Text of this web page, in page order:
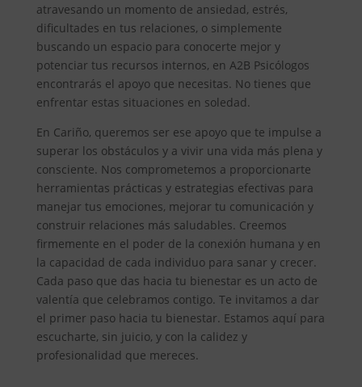
atravesando un momento de ansiedad, estrés,
dificultades en tus relaciones, o simplemente
buscando un espacio para conocerte mejor y
potenciar tus recursos internos, en A2B Psicólogos
encontrarás el apoyo que necesitas. No tienes que
enfrentar estas situaciones en soledad.
En Cariño, queremos ser ese apoyo que te impulse a
superar los obstáculos y a vivir una vida más plena y
consciente. Nos comprometemos a proporcionarte
herramientas prácticas y estrategias efectivas para
manejar tus emociones, mejorar tu comunicación y
construir relaciones más saludables. Creemos
firmemente en el poder de la conexión humana y en
la capacidad de cada individuo para sanar y crecer.
Cada paso que das hacia tu bienestar es un acto de
valentía que celebramos contigo. Te invitamos a dar
el primer paso hacia tu bienestar. Estamos aquí para
escucharte, sin juicio, y con la calidez y
profesionalidad que mereces.